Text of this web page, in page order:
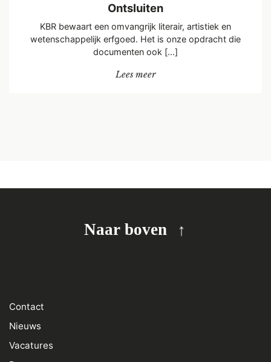
Ontsluiten
KBR bewaart een omvangrijk literair, artistiek en
wetenschappelijk erfgoed. Het is onze opdracht die
documenten ook […]
Lees meer“Ontsluiten”
Naar boven
Contact
Nieuws
Vacatures